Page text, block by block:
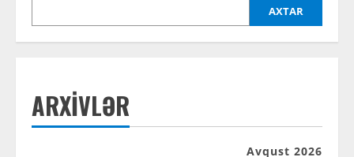
R
a
AXTAR
ARXIVLƏR
Avqust 2026